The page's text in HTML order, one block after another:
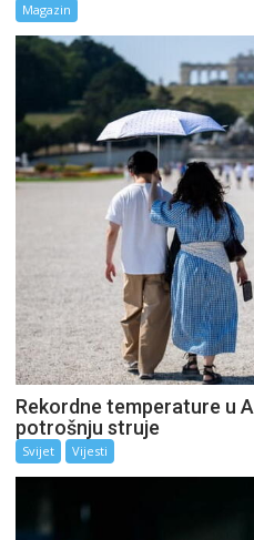
Magazin
Rekordne temperature u
potrošnju struje
Svijet Vijesti